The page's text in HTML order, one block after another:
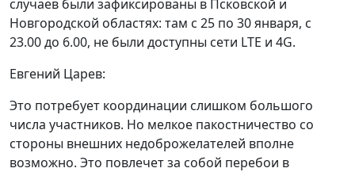
случаев были зафиксированы в Псковской и
Новгородской областях: там с 25 по 30 января, с
23.00 до 6.00, не были доступны сети LTE и 4G.
Евгений Царев:
Это потребует координации слишком большого
числа участников. Но мелкое пакостничество со
стороны внешних недоброжелателей вполне
возможно. Это повлечет за собой перебои в